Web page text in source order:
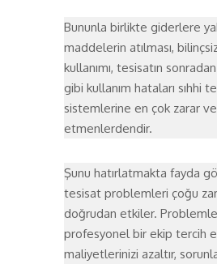
Bununla birlikte giderlere
maddelerin atılması,
kullanımı, tesisatın
gibi kullanım hataları sıhhi
sistemlerine en çok zarar
etmenlerdendir.
Şunu hatırlatmakta fayda
tesisat problemleri çoğu
doğrudan etkiler.
profesyonel bir ekip tercih
maliyetlerinizi azaltır,